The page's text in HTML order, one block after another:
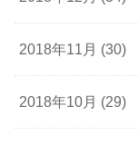
2018年11月 (30)
2018年10月 (29)